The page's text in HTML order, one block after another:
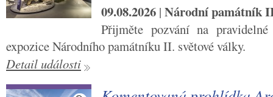
09.08.2026 | Národní památník
Přijměte pozvání na
expozice Národního památníku II. světové války.
Detail události